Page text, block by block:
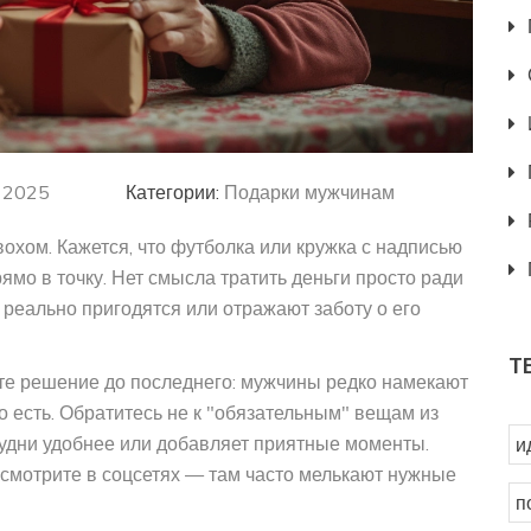
Категории: Подарки мужчинам
Кажется, что футболка или кружка с надписью
в точку. Нет смысла тратить деньги просто ради
пригодятся или отражают заботу о его
решение до последнего: мужчины редко намекают
есть. Обратитесь не к "обязательным" вещам из
удобнее или добавляет приятные моменты.
в соцсетях — там часто мелькают нужные